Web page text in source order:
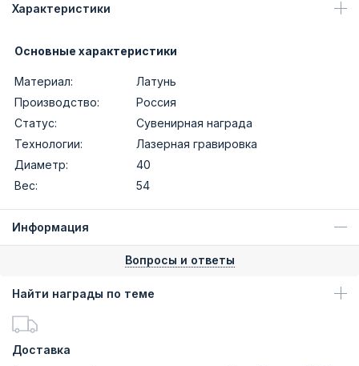
Характеристики
Основные характеристики
Материал:
Латунь
Производство:
Россия
Статус:
Сувенирная награда
Технологии:
Лазерная гравировка
Диаметр:
40
Вес:
54
Информация
Вопросы и ответы
Найти награды по теме
Доставка